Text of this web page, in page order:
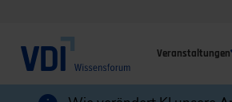
Veranstaltungen